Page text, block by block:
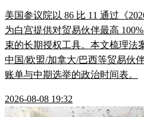
美国参议院以 86 比 11 通过《
为白宫提供对贸易伙伴最高
束的长期授权工具。本文梳理法
中国/欧盟/加拿大/巴西等贸易伙
账单与中期选举的政治时间表。
2026-08-08 19:32